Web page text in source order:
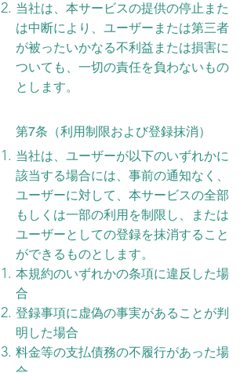
当社は、本サービスの提供の停止また
は中断により、ユーザーまたは第三者
が被ったいかなる不利益または損害に
ついても、一切の責任を負わないもの
とします。
第7条（利用制限および登録抹消）
当社は、ユーザーが以下のいずれかに
該当する場合には、事前の通知なく、
ユーザーに対して、本サービスの全部
もしくは一部の利用を制限し、または
ユーザーとしての登録を抹消すること
ができるものとします。
本規約のいずれかの条項に違反した場
合
登録事項に虚偽の事実があることが判
明した場合
料金等の支払債務の不履行があった場